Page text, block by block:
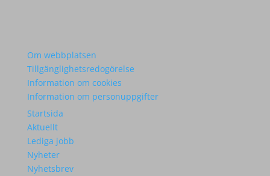
Om webbplatsen
Tillgänglighetsredogörelse
Information om cookies
Information om personuppgifter
Startsida
Aktuellt
Lediga jobb
Nyheter
Nyhetsbrev